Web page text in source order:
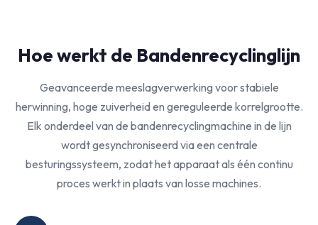
Hoe werkt de Bandenrecyclinglijn
Geavanceerde meeslagverwerking voor stabiele
herwinning, hoge zuiverheid en gereguleerde korrelgrootte.
Elk onderdeel van de bandenrecyclingmachine in de lijn
wordt gesynchroniseerd via een centrale
besturingssysteem, zodat het apparaat als één continu
proces werkt in plaats van losse machines.